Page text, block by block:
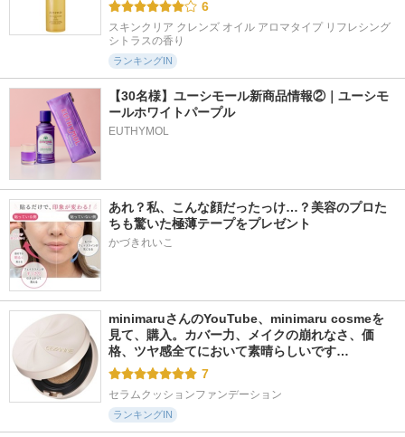
6
スキンクリア クレンズ オイル アロマタイプ リフレシング
シトラスの香り
ランキングIN
【30名様】ユーシモール新商品情報②｜ユーシモ
ールホワイトパープル
EUTHYMOL
あれ？私、こんな顔だったっけ…？美容のプロた
ちも驚いた極薄テープをプレゼント
かづきれいこ
minimaruさんのYouTube、minimaru cosmeを
見て、購入。カバー力、メイクの崩れなさ、価
格、ツヤ感全てにおいて素晴らしいです…
7
セラムクッションファンデーション
ランキングIN